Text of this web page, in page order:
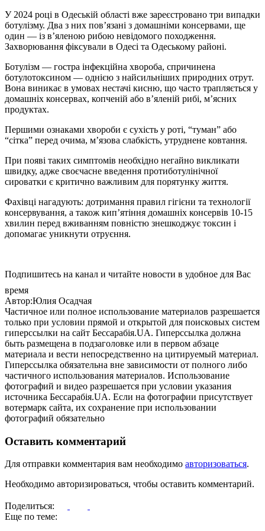
У 2024 році в Одеській області вже зареєстровано три випадки
ботулізму. Два з них пов’язані з домашніми консервами, ще
один — із в’яленою рибою невідомого походження.
Захворювання фіксували в Одесі та Одеському районі.
Ботулізм — гостра інфекційна хвороба, спричинена
ботулотоксином — однією з найсильніших природних отрут.
Вона виникає в умовах нестачі кисню, що часто трапляється у
домашніх консервах, копченій або в’яленій рибі, м’ясних
продуктах.
Першими ознаками хвороби є сухість у роті, “туман” або
“сітка” перед очима, м’язова слабкість, утруднене ковтання.
При появі таких симптомів необхідно негайно викликати
швидку, адже своєчасне введення протиботулінічної
сироватки є критично важливим для порятунку життя.
Фахівці нагадують: дотримання правил гігієни та технології
консервування, а також кип’ятіння домашніх консервів 10-15
хвилин перед вживанням повністю знешкоджує токсин і
допомагає уникнути отруєння.
Подпишитесь на канал и читайте новости в удобное для Вас
время
Автор:Юлия Осадчая
Частичное или полное использование материалов разрешается
только при условии прямой и открытой для поисковых систем
гиперссылки на сайт Бессарабія.UA. Гиперссылка должна
быть размещена в подзаголовке или в первом абзаце
материала и вести непосредственно на цитируемый материал.
Гиперссылка обязательна вне зависимости от полного либо
частичного использования материалов. Использование
фотографий и видео разрешается при условии указания
источника Бессарабія.UA. Если на фотографии присутствует
вотермарк сайта, их сохранение при использовании
фотографий обязательно
Оставить комментарий
Для отправки комментария вам необходимо авторизоваться.
Необходимо авторизироваться, чтобы оставить комментарий.
Поделиться:
Еще по теме: